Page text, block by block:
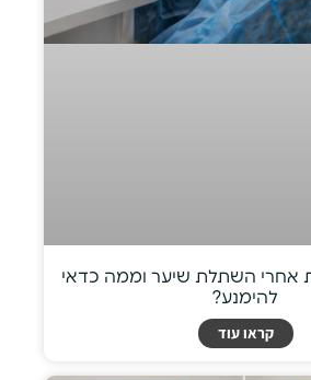
אחרי השתלת שיער וממה כדאי
להימנע?
קראו עוד